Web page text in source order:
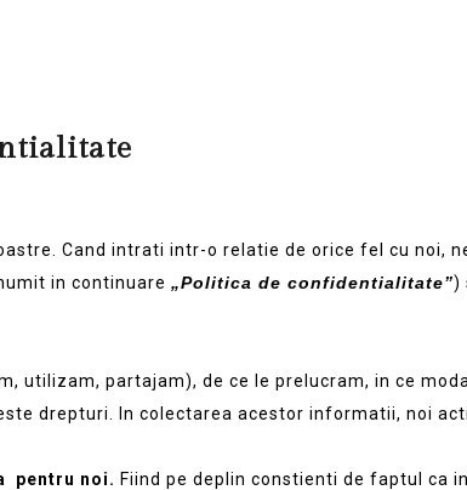
Cand intrati intr-o relatie de orice fel cu noi,
in continuare „Politica de confidentialitate”)
utilizam, partajam), de ce le prelucram, in ce
drepturi. In colectarea acestor informatii, noi
pentru noi. Fiind pe deplin constienti de faptul ca